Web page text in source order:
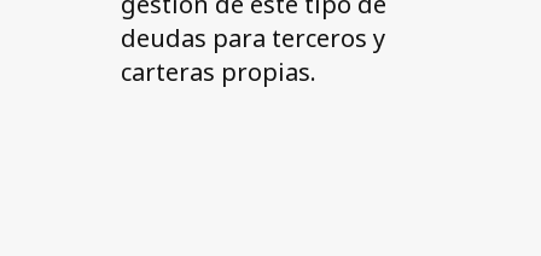
deudas para terceros y
carteras propias.